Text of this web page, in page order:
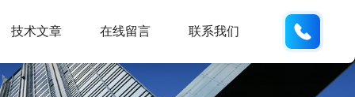
技术文章 在线留言 联系我们